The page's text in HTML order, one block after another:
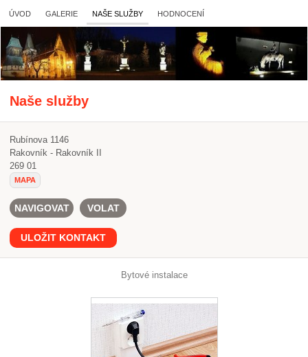
ÚVOD GALERIE NAŠE SLUŽBY HODNOCENÍ
Naše služby
Rubínova 1146
Rakovník - Rakovník II
269 01
MAPA
NAVIGOVAT VOLAT
ULOŽIT KONTAKT
Bytové instalace